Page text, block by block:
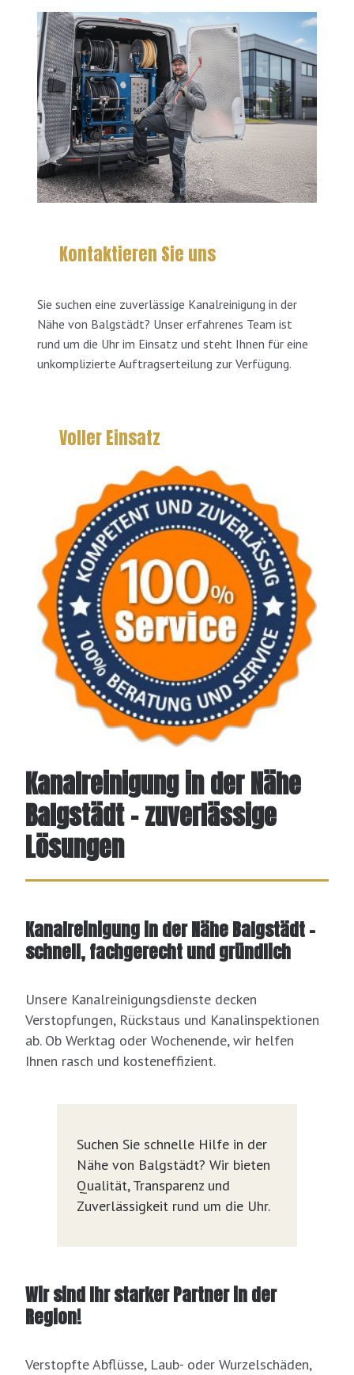
Kanalreinigung in der Nähe
Balgstädt - zuverlässige
Lösungen
Kanalreinigung in der Nähe Balgstädt –
schnell, fachgerecht und gründlich
Unsere Kanalreinigungsdienste decken
Verstopfungen, Rückstaus und Kanalinspektionen
ab. Ob Werktag oder Wochenende, wir helfen
Ihnen rasch und kosteneffizient.
Suchen Sie schnelle Hilfe in der
Nähe von Balgstädt? Wir bieten
Qualität, Transparenz und
Zuverlässigkeit rund um die Uhr.
Wir sind Ihr starker Partner in der
Region!
Verstopfte Abflüsse, Laub- oder Wurzelschäden,
Kontaktieren Sie uns
Sie suchen eine zuverlässige Kanalreinigung in der
Nähe von Balgstädt? Unser erfahrenes Team ist
rund um die Uhr im Einsatz und steht Ihnen für eine
unkomplizierte Auftragserteilung zur Verfügung.
Voller Einsatz